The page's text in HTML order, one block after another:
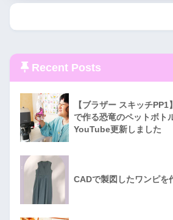
Recent Posts
【ブラザー スキッチPP1
で作る恐竜のペットボト
YouTube更新しました
CADで製図したワンピを